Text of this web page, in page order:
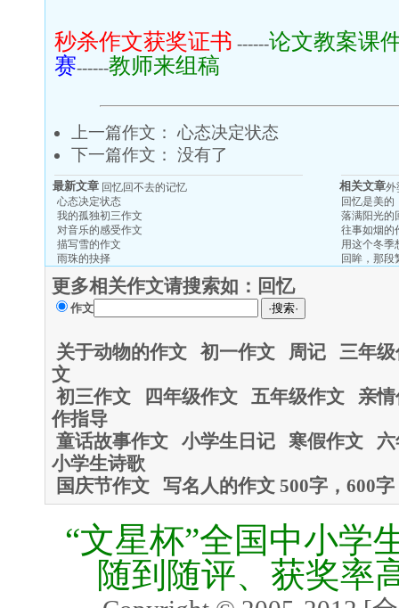
秒杀作文获奖证书 ------论文教案课
赛------教师来组稿
上一篇作文：心态决定状态
下一篇作文： 没有了
最新文章 回忆回不去的记忆
心态决定状态
我的孤独初三作文
对音乐的感受作文
描写雪的作文
雨珠的抉择
相关文章外
回忆是美的
落满阳光的
往事如烟的
用这个冬季
回眸，那段
更多相关作文请搜索如： 回忆
作文
关于动物的作文 初一作文 周记
三年
文
初三作文
四年级作文 五年级作文
亲
作指导
童话故事作文
小学生日记 寒假作文
小学生诗歌
国庆节作文
写名人的作文 500字，600
“文星杯”全国中小学
随到随评、获奖率